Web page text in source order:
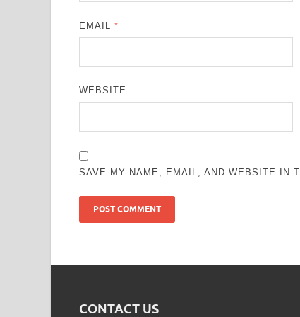
EMAIL*
WEBSITE
SAVE MY NAME, EMAIL, AND WEBSITE IN
CONTACT US